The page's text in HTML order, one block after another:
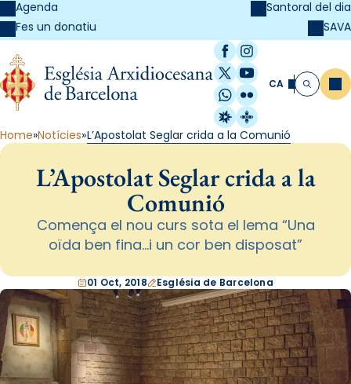
Agenda
Fes un donatiu
Santoral del dia
SAVA
Facebook
Instagram
X / Twitter
YouTube
WhatsApp
Flickr
Radio Estel
Catalunya
CA Cerca
Home Notícies L’Apostolat Seglar crida a la Comunió
L’Apostolat Seglar crida a la
Comunió
Comença el nou curs sota el lema “Una
oïda ben fina...i un cor ben disposat”
01 Oct, 2018 Església de Barcelona